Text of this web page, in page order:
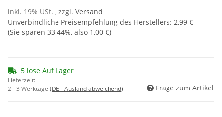
inkl. 19% USt. , zzgl. Versand
Unverbindliche Preisempfehlung des Herstellers: 2,99 €
(Sie sparen 33.44%, also 1,00 €)
5 lose Auf Lager
Lieferzeit:
2 - 3 Werktage (DE - Ausland abweichend) Frage zum Artikel